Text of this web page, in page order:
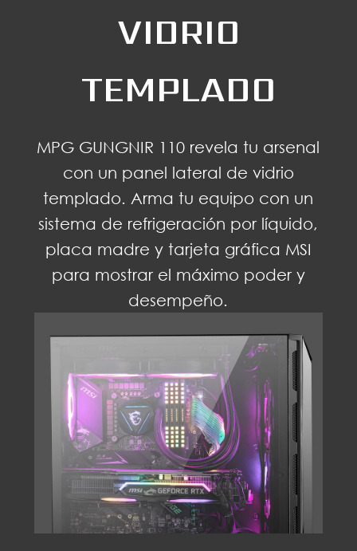
VIDRIO
TEMPLADO
MPG GUNGNIR 110 revela tu arsenal
con un panel lateral de vidrio
templado. Arma tu equipo con un
sistema de refrigeración por líquido,
placa madre y tarjeta gráfica MSI
para mostrar el máximo poder y
desempeño.